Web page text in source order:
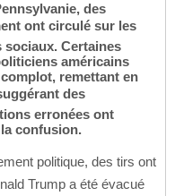
des
ont circulé sur les
sociaux. Certaines
américains
remettant en
des
erronées ont
confusion.
politique, des tirs ont
Trump a été évacué